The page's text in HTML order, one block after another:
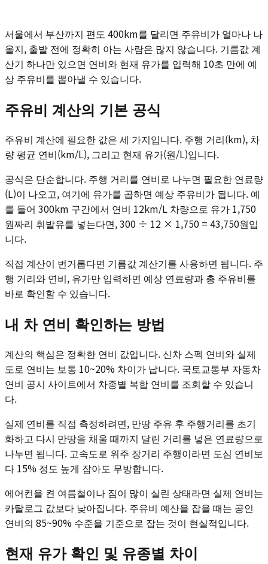
서울에서 부산까지 편도 400km를 달리면 주유비가 얼마나 나
올지, 출발 전에 정확히 아는 사람은 많지 않습니다. 기름값 계
산기 하나만 있으면 연비와 현재 유가를 입력해 10초 만에 예
상 주유비를 뽑아낼 수 있습니다.
주유비 계산의 기본 공식
주유비 계산에 필요한 값은 세 가지입니다. 주행 거리(km), 차
량 평균 연비(km/L), 그리고 현재 유가(원/L)입니다.
공식은 단순합니다. 주행 거리를 연비로 나누면 필요한 연료량
(L)이 나오고, 여기에 유가를 곱하면 예상 주유비가 됩니다. 예
를 들어 300km 구간에서 연비 12km/L 차량으로 유가 1,750
원짜리 휘발유를 넣는다면, 300 ÷ 12 × 1,750 = 43,750원입
니다.
직접 계산이 번거롭다면 기름값 계산기를 사용하면 됩니다. 주
행 거리와 연비, 유가만 입력하면 예상 연료량과 총 주유비를
바로 확인할 수 있습니다.
내 차 연비 확인하는 방법
계산의 핵심은 정확한 연비 값입니다. 신차 스펙 연비와 실제
도로 연비는 보통 10~20% 차이가 납니다. 국토교통부 자동차
연비 공시 사이트에서 차종별 복합 연비를 조회할 수 있습니
다.
실제 연비를 직접 측정하려면, 만땅 주유 후 주행거리를 초기
화하고 다시 만땅을 채울 때까지 달린 거리를 넣은 연료량으로
나누면 됩니다. 고속도로 위주 장거리 주행이라면 도심 연비보
다 15% 정도 높게 잡아도 무방합니다.
에어컨을 켠 여름철이나 짐이 많이 실린 상태라면 실제 연비는
카탈로그 값보다 낮아집니다. 주유비 예산을 잡을 때는 공인
연비의 85~90% 수준을 기준으로 잡는 것이 현실적입니다.
현재 유가 확인 및 유종별 차이